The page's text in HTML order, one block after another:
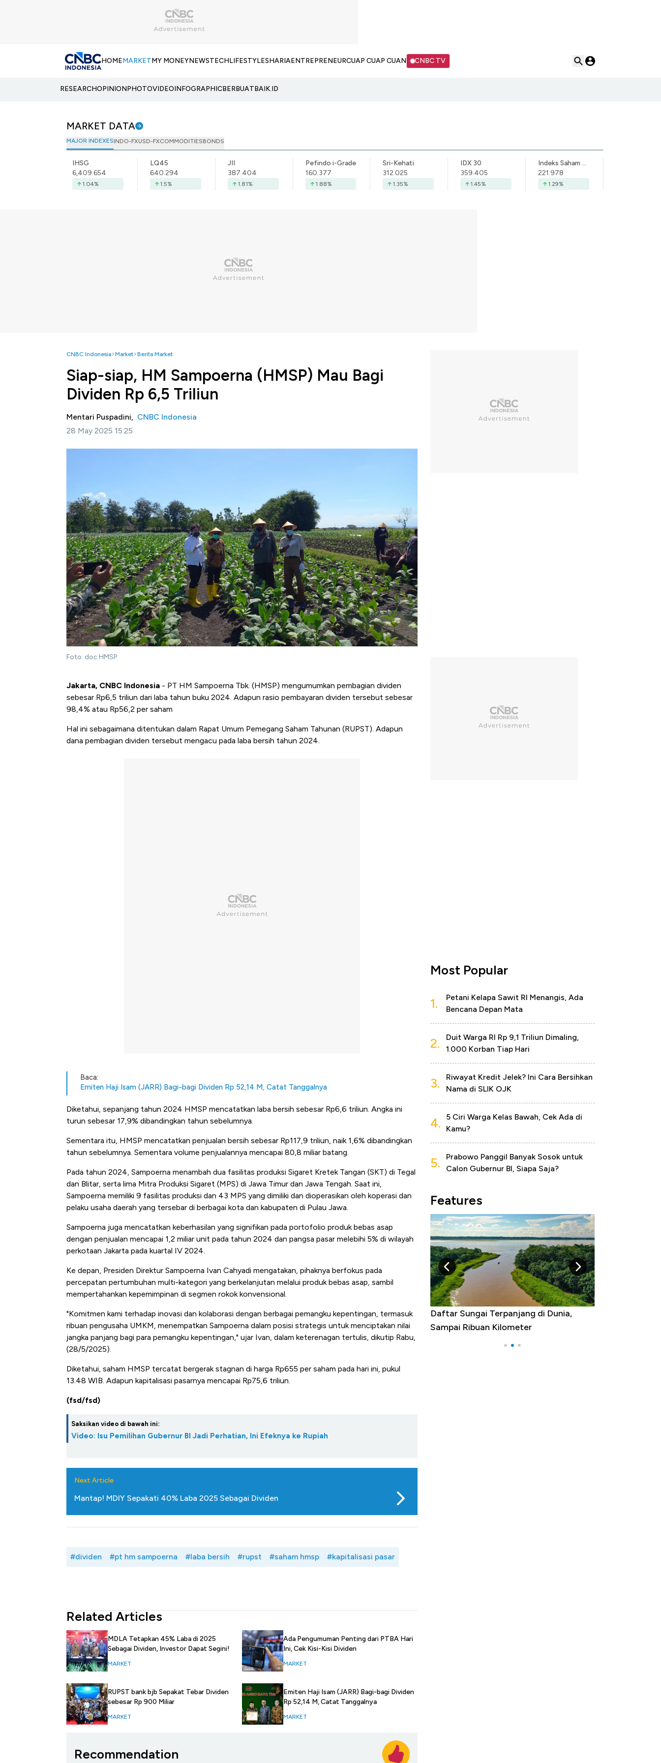
HOMEMARKETMY MONEYNEWSTECHLIFESTYLESHARIAENTREPRENEURCUAP CUAP CUAN CNBC TV
RESEARCHOPINIONPHOTOVIDEOINFOGRAPHICBERBUATBAIK.ID
MARKET DATA
MAJOR INDEXESINDO-FXUSD-FXCOMMODITIESBONDS
IHSG
6,409.654
1.04%
LQ45
640.294
1.5%
JII
387.404
1.81%
Pefindo i-Grade
160.377
1.88%
Sri-Kehati
312.025
1.35%
IDX 30
359.405
1.45%
Indeks Saham Syariah Indonesia
221.978
1.29%
CNBC Indonesia Market Berita Market
Siap-siap, HM Sampoerna (HMSP) Mau Bagi
Dividen Rp 6,5 Triliun
Mentari Puspadini, CNBC Indonesia
28 May 2025 15:25
Foto: doc HMSP
Jakarta, CNBC Indonesia - PT HM Sampoerna Tbk. (HMSP) mengumumkan pembagian dividen
sebesar Rp6,5 triliun dari laba tahun buku 2024. Adapun rasio pembayaran dividen tersebut sebesar
98,4% atau Rp56,2 per saham
Hal ini sebagaimana ditentukan dalam Rapat Umum Pemegang Saham Tahunan (RUPST). Adapun
dana pembagian dividen tersebut mengacu pada laba bersih tahun 2024.
Baca:
Emiten Haji Isam (JARR) Bagi-bagi Dividen Rp 52,14 M, Catat Tanggalnya
Diketahui, sepanjang tahun 2024 HMSP mencatatkan laba bersih sebesar Rp6,6 triliun. Angka ini
turun sebesar 17,9% dibandingkan tahun sebelumnya.
Sementara itu, HMSP mencatatkan penjualan bersih sebesar Rp117,9 triliun, naik 1,6% dibandingkan
tahun sebelumnya. Sementara volume penjualannya mencapai 80,8 miliar batang.
Pada tahun 2024, Sampoerna menambah dua fasilitas produksi Sigaret Kretek Tangan (SKT) di Tegal
dan Blitar, serta lima Mitra Produksi Sigaret (MPS) di Jawa Timur dan Jawa Tengah. Saat ini,
Sampoerna memiliki 9 fasilitas produksi dan 43 MPS yang dimiliki dan dioperasikan oleh koperasi dan
pelaku usaha daerah yang tersebar di berbagai kota dan kabupaten di Pulau Jawa.
Sampoerna juga mencatatkan keberhasilan yang signifikan pada portofolio produk bebas asap
dengan penjualan mencapai 1,2 miliar unit pada tahun 2024 dan pangsa pasar melebihi 5% di wilayah
perkotaan Jakarta pada kuartal IV 2024.
Ke depan, Presiden Direktur Sampoerna Ivan Cahyadi mengatakan, pihaknya berfokus pada
percepatan pertumbuhan multi-kategori yang berkelanjutan melalui produk bebas asap, sambil
mempertahankan kepemimpinan di segmen rokok konvensional.
"Komitmen kami terhadap inovasi dan kolaborasi dengan berbagai pemangku kepentingan, termasuk
ribuan pengusaha UMKM, menempatkan Sampoerna dalam posisi strategis untuk menciptakan nilai
jangka panjang bagi para pemangku kepentingan," ujar Ivan, dalam keterenagan tertulis, dikutip Rabu,
(28/5/2025).
Diketahui, saham HMSP tercatat bergerak stagnan di harga Rp655 per saham pada hari ini, pukul
13.48 WIB. Adapun kapitalisasi pasarnya mencapai Rp75,6 triliun.
(fsd/fsd)
Saksikan video di bawah ini:
Video: Isu Pemilihan Gubernur BI Jadi Perhatian, Ini Efeknya ke Rupiah
Next Article
Mantap! MDIY Sepakati 40% Laba 2025 Sebagai Dividen
#dividen #pt hm sampoerna #laba bersih #rupst #saham hmsp #kapitalisasi pasar
Related Articles
MDLA Tetapkan 45% Laba di 2025
Sebagai Dividen, Investor Dapat Segini!
MARKET
RUPST bank bjb Sepakat Tebar Dividen
sebesar Rp 900 Miliar
MARKET
Ada Pengumuman Penting dari PTBA Hari
Ini, Cek Kisi-Kisi Dividen
MARKET
Emiten Haji Isam (JARR) Bagi-bagi Dividen
Rp 52,14 M, Catat Tanggalnya
MARKET
Recommendation
Most Popular
1.
Petani Kelapa Sawit RI Menangis, Ada
Bencana Depan Mata
2.
Duit Warga RI Rp 9,1 Triliun Dimaling,
1.000 Korban Tiap Hari
3.
Riwayat Kredit Jelek? Ini Cara Bersihkan
Nama di SLIK OJK
4.
5 Ciri Warga Kelas Bawah, Cek Ada di
Kamu?
5.
Prabowo Panggil Banyak Sosok untuk
Calon Gubernur BI, Siapa Saja?
Features
Begini Cara Korsel atasi Panas Tanpa AC
di Jaman Dulu
Daftar Sungai Terpanjang di Dunia,
Sampai Ribuan Kilometer